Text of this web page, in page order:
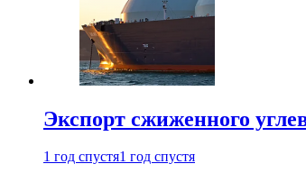
Экспорт сжиженного
1 год спустя1 год спустя